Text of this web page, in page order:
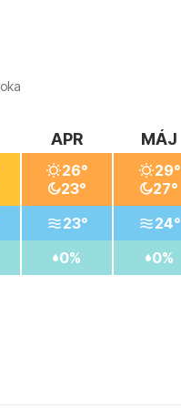
APR
26°
23°
23°
0%
MÁJ
29°
27°
24°
0%